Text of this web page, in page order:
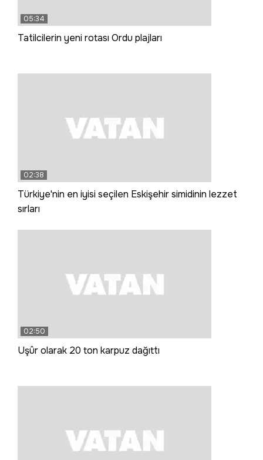
05:34
Tatilcilerin yeni rotası Ordu plajları
02:38
Türkiye'nin en iyisi seçilen Eskişehir simidinin lezzet
sırları
02:50
Uşûr olarak 20 ton karpuz dağıttı